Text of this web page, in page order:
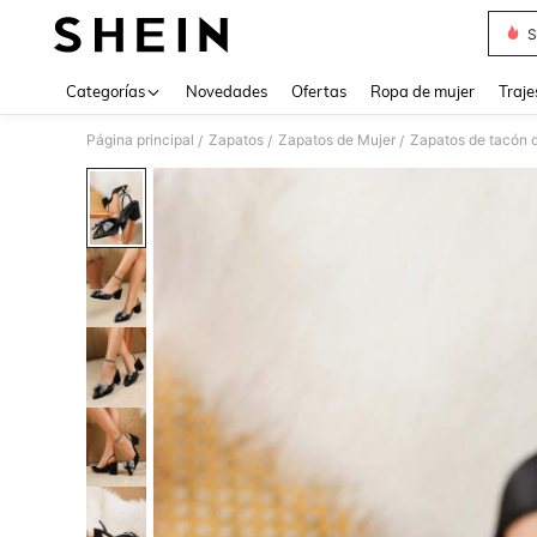
Categorías Novedades Ofertas Ropa de mujer
Página principal / Zapatos / Zapatos de Mujer / Zapatos de tacón